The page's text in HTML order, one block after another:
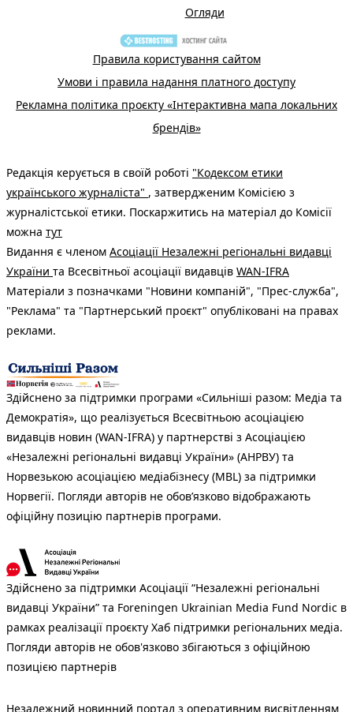
Огляди
Правила користування сайтом
Умови і правила надання платного доступу
Рекламна політика проєкту «Інтерактивна мапа локальних
брендів»
Редакція керується в своїй роботі "Кодексом етики
українського журналіста" , затвердженим Комісією з
журналістської етики. Поскаржитись на матеріал до Комісії
можна тут
Видання є членом Асоціації Незалежні регіональні видавці
України та Всесвітньої асоціації видавців WAN-IFRA
Матеріали з позначками "Новини компаній", "Прес-служба",
"Реклама" та "Партнерський проєкт" опубліковані на правах
реклами.
Здійснено за підтримки програми «Сильніші разом: Медіа та
Демократія», що реалізується Всесвітньою асоціацією
видавців новин (WAN-IFRA) у партнерстві з Асоціацією
«Незалежні регіональні видавці України» (АНРВУ) та
Норвезькою асоціацією медіабізнесу (MBL) за підтримки
Норвегії. Погляди авторів не обов’язково відображають
офіційну позицію партнерів програми.
Здійснено за підтримки Асоціації “Незалежні регіональні
видавці України” та Foreningen Ukrainian Media Fund Nordic в
рамках реалізації проєкту Хаб підтримки регіональних медіа.
Погляди авторів не обов'язково збігаються з офіційною
позицією партнерів
Незалежний новинний портал з оперативним висвітленням